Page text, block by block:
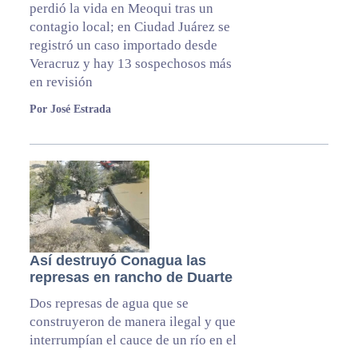
perdió la vida en Meoqui tras un
contagio local; en Ciudad Juárez se
registró un caso importado desde
Veracruz y hay 13 sospechosos más
en revisión
Por José Estrada
Así destruyó Conagua las
represas en rancho de Duarte
Dos represas de agua que se
construyeron de manera ilegal y que
interrumpían el cauce de un río en el